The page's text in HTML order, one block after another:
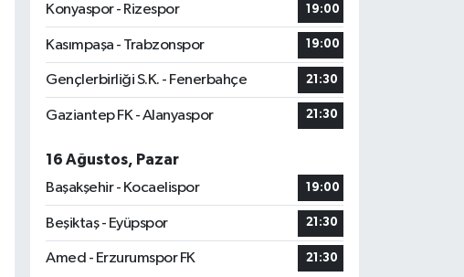
Konyaspor - Rizespor
19:00
Kasımpaşa - Trabzonspor 19:00
Gençlerbirliği S.K. - Fenerbahçe 21:30
Gaziantep FK - Alanyaspor 21:30
16 Ağustos, Pazar
Başakşehir - Kocaelispor
19:00
Beşiktaş - Eyüpspor 21:30
Amed - Erzurumspor FK 21:30